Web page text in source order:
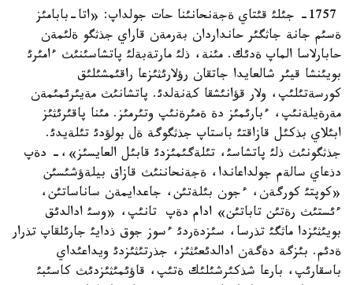
1757- جئلئ قئتاي ةجةنحانئنا حات جولداپ: «اتا-بابامئز
ةسئم جانة جاثگئر حانداردان بةرمةن قاراي جذثگو ةلئمةن
حابارلاسا الماپ ةدئك. مئنة، ذلئ مارتةبةلئ پاتشاسئنئث ءامئرئ
بويئنشا قيئر شالعايدا جاتقان رؤلارئثئزعا راقئمشئلئق
كورسةتئلئپ، ولار قؤانئشقا كةنةلدئ. پاتشانئث مةيئرئمئمةن
مةرةيلةنئپ، ءبارئمئز دة ةمئرةنئپ وتئرمئز. مئنا پاقئرئثئز
ابئلاي بذكئل قازاقتئ باستاپ جذثگوگة ةل بولؤدئ تئلةيدئ.
جذثگونئث ذلئ پاتشاسئ، تئلةگئمئزدئ قابئل العايسئز»،- دةپ
دذعاي سالةم جولداعاندا، ةجةنحاننئث قازاق بيلةؤشئسئن
«كوپتئ كورگةن، ءجون بئلةتئن، جاعدايمةن ساناساتئن،
ءئستئث رةتئن تاباتئن» ادام دةپ تانئپ، «وسئ ادالدئق
بويئثئزدا ماثگئ تذرسا، سئزدةردئ ءسوز جوق ذدايئ جارئلقاپ تذرار
ةدئم. بئزگة دةگةن ادالدئعئثئز، جذرتئثئزدئ ويداعئداي
باسقارئپ، بارعا شذكئرشئلئك ةتئپ، قاؤئمئثئزدئث كاسئبئ